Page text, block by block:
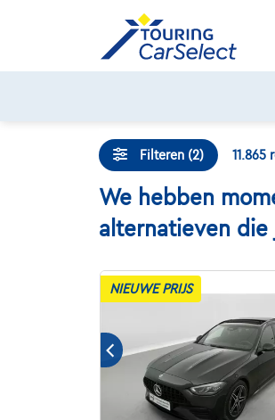
Filteren (2) 11.865
We hebben
alternatieven die
NIEUWE PRIJS